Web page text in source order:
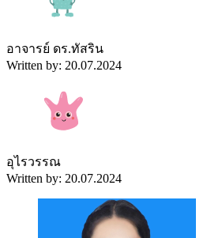
อาจารย์ ดร.ทัสริน
Written by: 20.07.2024
อุไรวรรณ
Written by: 20.07.2024